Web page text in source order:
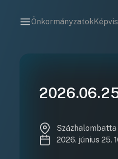
Önkormányzatok
2026. június 25.